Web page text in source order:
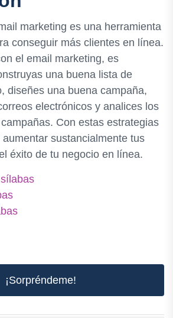
marketing es una herramienta
conseguir más clientes en línea.
el email marketing, es
una buena lista de
diseñes una buena campaña,
electrónicos y analices los
Con estas estrategias
sustancialmente tus
éxito de tu negocio en línea.
¡Sorpréndeme!